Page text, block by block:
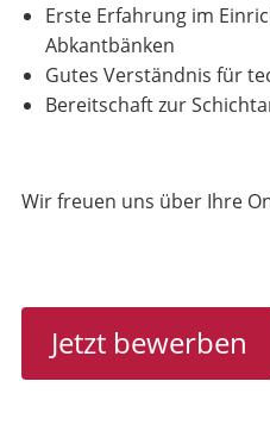
Erste Erfahrung im
Abkantbänken
Gutes Verständnis für
Bereitschaft zur
Wir freuen uns über Ihre
Jetzt bewerben